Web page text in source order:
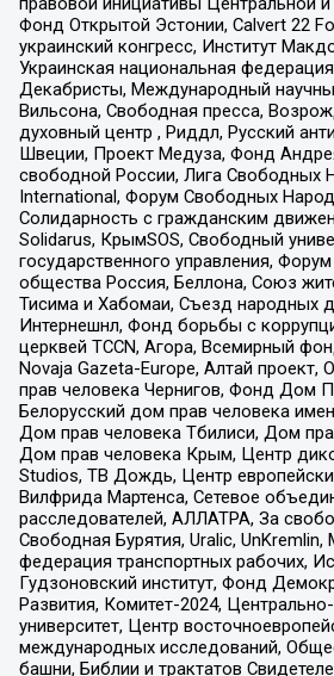
Фонд Открытой Эстонии, Calvert 22
украинский конгресс, Институт
Украинская национальная
Декабристы, Международный
Вильсона, Свободная пресса,
духовный центр , Риддл, Русский
Швеции, Проект Медуза, Фонд
свободной России, Лига Свободных
International, Форум Свободных
Солидарность с гражданским
Solidarus, КрымSOS, Свободный
государственного управления,
общества Россия, Беллона, Союз
Тисима и Хабомаи, Съезд народных
Интернешнл, Фонд борьбы с
церквей TCCN, Агора, Всемирный
Novaja Gazeta-Europe, Алтай проект,
прав человека Чернигов, Фонд Дом
Белорусский дом прав человека
Дом прав человека Тбилиси, Дом
Дом прав человека Крым, Центр
Studios, ТВ Дождь, Центр
Вилфрида Мартенса, Сетевое
расследователей, АЛЛАТРА, За
Свободная Бурятия, Uralic,
федерация транспортных рабочих,
Гудзоновский институт, Фонд
Развития, Комитет-2024,
университет, Центр
международных исследований,
башни, Библии и трактатов